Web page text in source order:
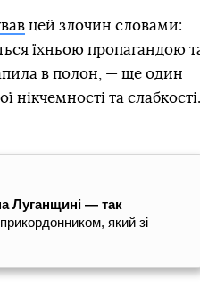
цей злочин словами:
їхньою пропагандою
в полон, — ще один
нікчемності та слабкості.
Луганщині — так
який зі